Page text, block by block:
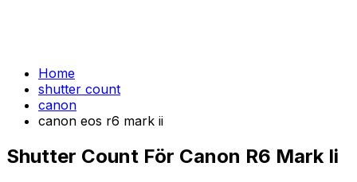
Home
shutter count
canon
canon eos r6 mark ii
Shutter Count För Canon R6 Mark Ii